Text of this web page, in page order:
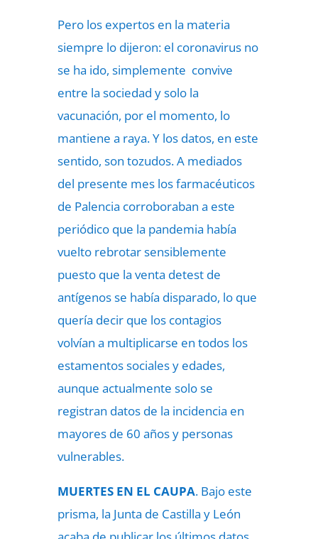
Pero los expertos en la materia
siempre lo dijeron: el coronavirus no
se ha ido, simplemente convive
entre la sociedad y solo la
vacunación, por el momento, lo
mantiene a raya. Y los datos, en este
sentido, son tozudos. A mediados
del presente mes los farmacéuticos
de Palencia corroboraban a este
periódico que la pandemia había
vuelto rebrotar sensiblemente
puesto que la venta detest de
antígenos se había disparado, lo que
quería decir que los contagios
volvían a multiplicarse en todos los
estamentos sociales y edades,
aunque actualmente solo se
registran datos de la incidencia en
mayores de 60 años y personas
vulnerables.
MUERTES EN EL CAUPA. Bajo este
prisma, la Junta de Castilla y León